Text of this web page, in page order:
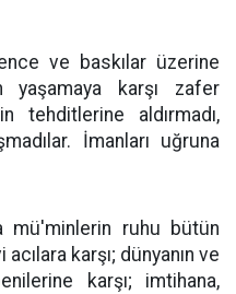
ve baskılar üzerine
yaşamaya karşı zafer
tehditlerine aldırmadı,
İmanları uğruna
mü'minlerin ruhu bütün
karşı; dünyanın ve
karşı; imtihana,